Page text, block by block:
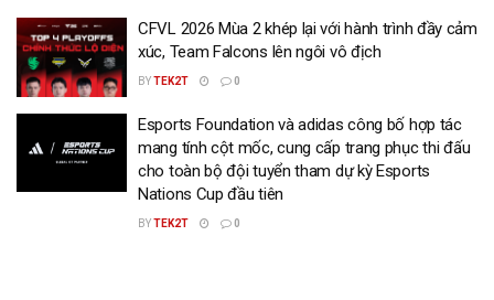
CFVL 2026 Mùa 2 khép lại với hành trình đầy cảm
xúc, Team Falcons lên ngôi vô địch
BYTEK2T 0
Esports Foundation và adidas công bố hợp tác
mang tính cột mốc, cung cấp trang phục thi đấu
cho toàn bộ đội tuyển tham dự kỳ Esports
Nations Cup đầu tiên
BYTEK2T 0